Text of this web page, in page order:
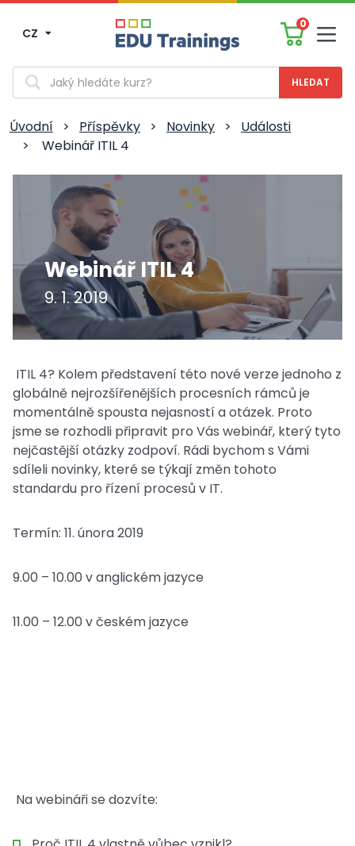
CZ
0
Vyhledávání
Úvodní > Příspěvky > Novinky >
Události
>
Webinář ITIL 4
Webinář ITIL 4
9. 1. 2019
ITIL 4? Kolem představení této nové verze jednoho z
globálně nejrozšířenějších procesních rámců je
momentálně spousta nejasností a otázek. Proto
jsme se rozhodli připravit pro Vás webinář, který tyto
nejčastější otázky zodpoví. Rádi bychom s Vámi
sdíleli novinky, které se týkají změn tohoto
standardu pro řízení procesů v IT.
Termín: 11. února 2019
9.00 – 10.00 v anglickém jazyce
11.00 – 12.00 v českém jazyce
Na webináři se dozvíte: